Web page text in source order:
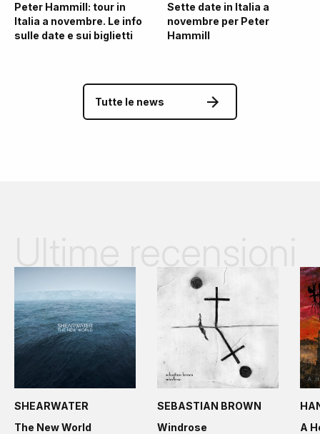
Peter Hammill: tour in
Italia a novembre. Le info
sulle date e sui biglietti
Sette date in Italia a
novembre per Peter
Hammill
Tutte le news
SHEARWATER
The New World
SEBASTIAN BROWN
Windrose
A